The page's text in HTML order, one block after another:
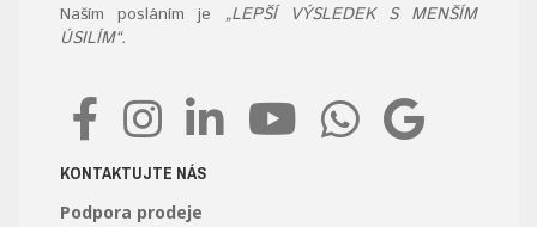
Naším posláním je „LEPŠÍ VÝSLEDEK S MENŠÍM
ÚSILÍM“.
KONTAKTUJTE NÁS
Podpora prodeje